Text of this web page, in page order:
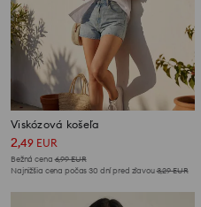
Viskózová košeľa
2,49 EUR
Bežná cena 6,99EUR
Najnižšia cena počas 30 dní pred zľavou3,29EUR